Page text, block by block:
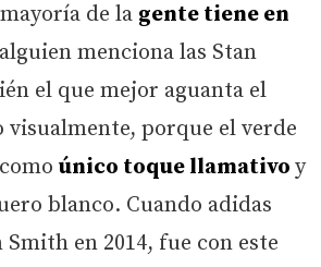
de la gente tiene en
menciona las Stan
el que mejor aguanta el
visualmente, porque el verde
único toque llamativo y
blanco. Cuando adidas
en 2014, fue con este